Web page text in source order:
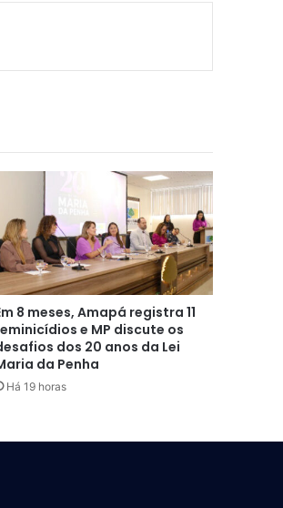
8 meses, Amapá registra 11
e MP discute os
dos 20 anos da Lei
da Penha
Há 19 horas